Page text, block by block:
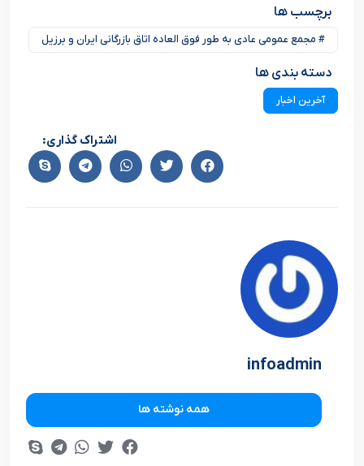
برچسب ها
# مجمع عمومی عادی به طور فوق العاده اتاق بازرگانی ایران و برزیل
دسته بندی ها
آخرین اخبار
اشتراک گذاری:
infoadmin
همه نوشته ها